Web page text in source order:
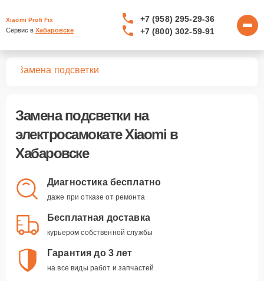
Xiaomi Profi Fix
Сервис в Хабаровске
+7 (958) 295-29-36
+7 (800) 302-59-91
Замена подсветки
Замена подсветки на
электросамокате Xiaomi в
Хабаровске
Диагностика бесплатно
даже при отказе от ремонта
Бесплатная доставка
курьером собственной службы
Гарантия до 3 лет
на все виды работ и запчастей